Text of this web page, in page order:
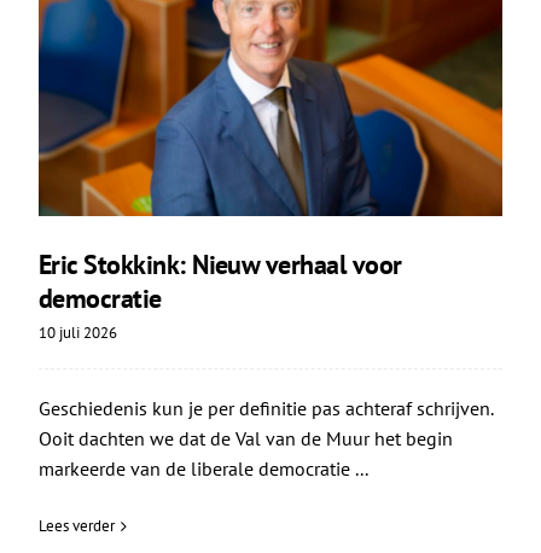
Eric Stokkink: Nieuw verhaal voor
democratie
10 juli 2026
Geschiedenis kun je per definitie pas achteraf schrijven.
Ooit dachten we dat de Val van de Muur het begin
markeerde van de liberale democratie ...
Lees verder